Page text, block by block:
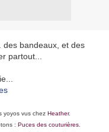
des bandeaux, et des
partout...
yoyos vus chez Heather.
: Puces des couturières